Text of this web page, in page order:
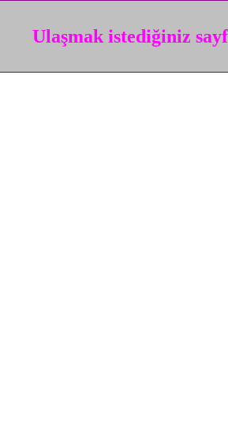
Ulaşmak istediğiniz